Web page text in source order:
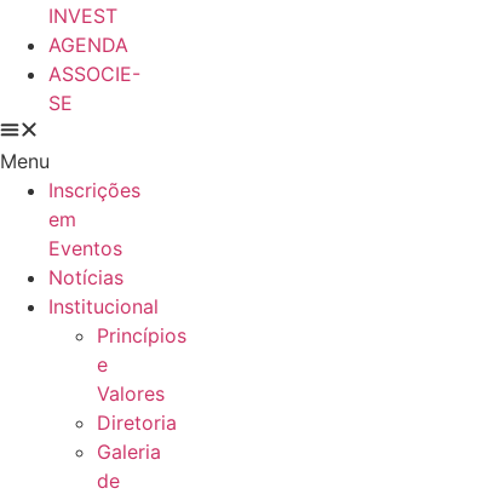
INVEST
AGENDA
ASSOCIE-
SE
Menu
Inscrições
em
Eventos
Notícias
Institucional
Princípios
e
Valores​
Diretoria
Galeria
de